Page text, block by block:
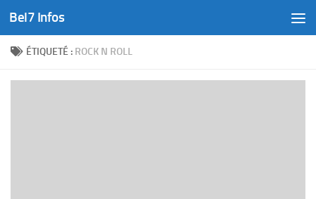
Skip to content
Bel7 Infos
ÉTIQUETÉ : ROCK N ROLL